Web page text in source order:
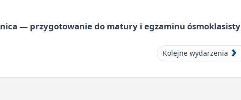
— przygotowanie do matury i egzaminu ósmoklasisty
Kolejne wydarzenia